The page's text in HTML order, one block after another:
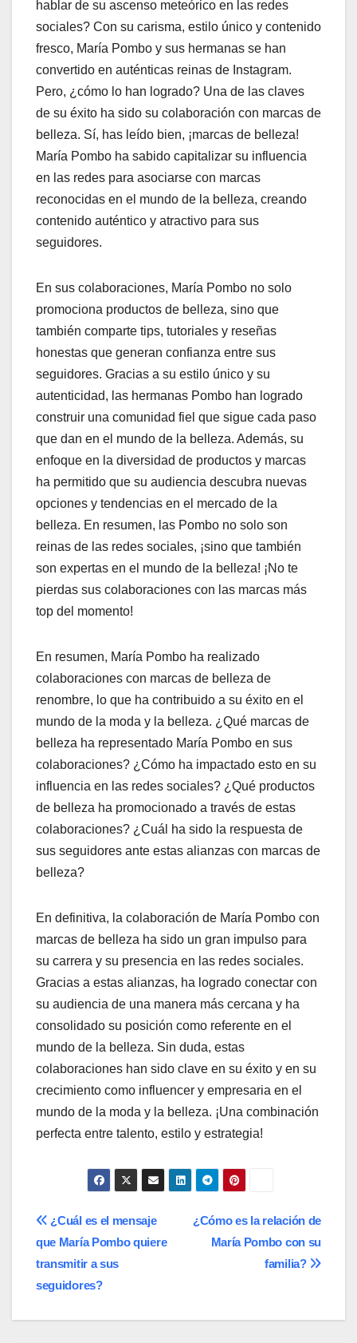
hablar de su ascenso meteórico en las redes
sociales? Con su carisma, estilo único y contenido
fresco, María Pombo y sus hermanas se han
convertido en auténticas reinas de Instagram.
Pero, ¿cómo lo han logrado? Una de las claves
de su éxito ha sido su colaboración con marcas de
belleza. Sí, has leído bien, ¡marcas de belleza!
María Pombo ha sabido capitalizar su influencia
en las redes para asociarse con marcas
reconocidas en el mundo de la belleza, creando
contenido auténtico y atractivo para sus
seguidores.
En sus colaboraciones, María Pombo no solo
promociona productos de belleza, sino que
también comparte tips, tutoriales y reseñas
honestas que generan confianza entre sus
seguidores. Gracias a su estilo único y su
autenticidad, las hermanas Pombo han logrado
construir una comunidad fiel que sigue cada paso
que dan en el mundo de la belleza. Además, su
enfoque en la diversidad de productos y marcas
ha permitido que su audiencia descubra nuevas
opciones y tendencias en el mercado de la
belleza. En resumen, las Pombo no solo son
reinas de las redes sociales, ¡sino que también
son expertas en el mundo de la belleza! ¡No te
pierdas sus colaboraciones con las marcas más
top del momento!
En resumen, María Pombo ha realizado
colaboraciones con marcas de belleza de
renombre, lo que ha contribuido a su éxito en el
mundo de la moda y la belleza. ¿Qué marcas de
belleza ha representado María Pombo en sus
colaboraciones? ¿Cómo ha impactado esto en su
influencia en las redes sociales? ¿Qué productos
de belleza ha promocionado a través de estas
colaboraciones? ¿Cuál ha sido la respuesta de
sus seguidores ante estas alianzas con marcas de
belleza?
En definitiva, la colaboración de María Pombo con
marcas de belleza ha sido un gran impulso para
su carrera y su presencia en las redes sociales.
Gracias a estas alianzas, ha logrado conectar con
su audiencia de una manera más cercana y ha
consolidado su posición como referente en el
mundo de la belleza. Sin duda, estas
colaboraciones han sido clave en su éxito y en su
crecimiento como influencer y empresaria en el
mundo de la moda y la belleza. ¡Una combinación
perfecta entre talento, estilo y estrategia!
Navegación
de
entradas
¿Cómo es la relación de
María Pombo con su
familia?
¿Cuál es el mensaje
que María Pombo quiere
transmitir a sus
seguidores?